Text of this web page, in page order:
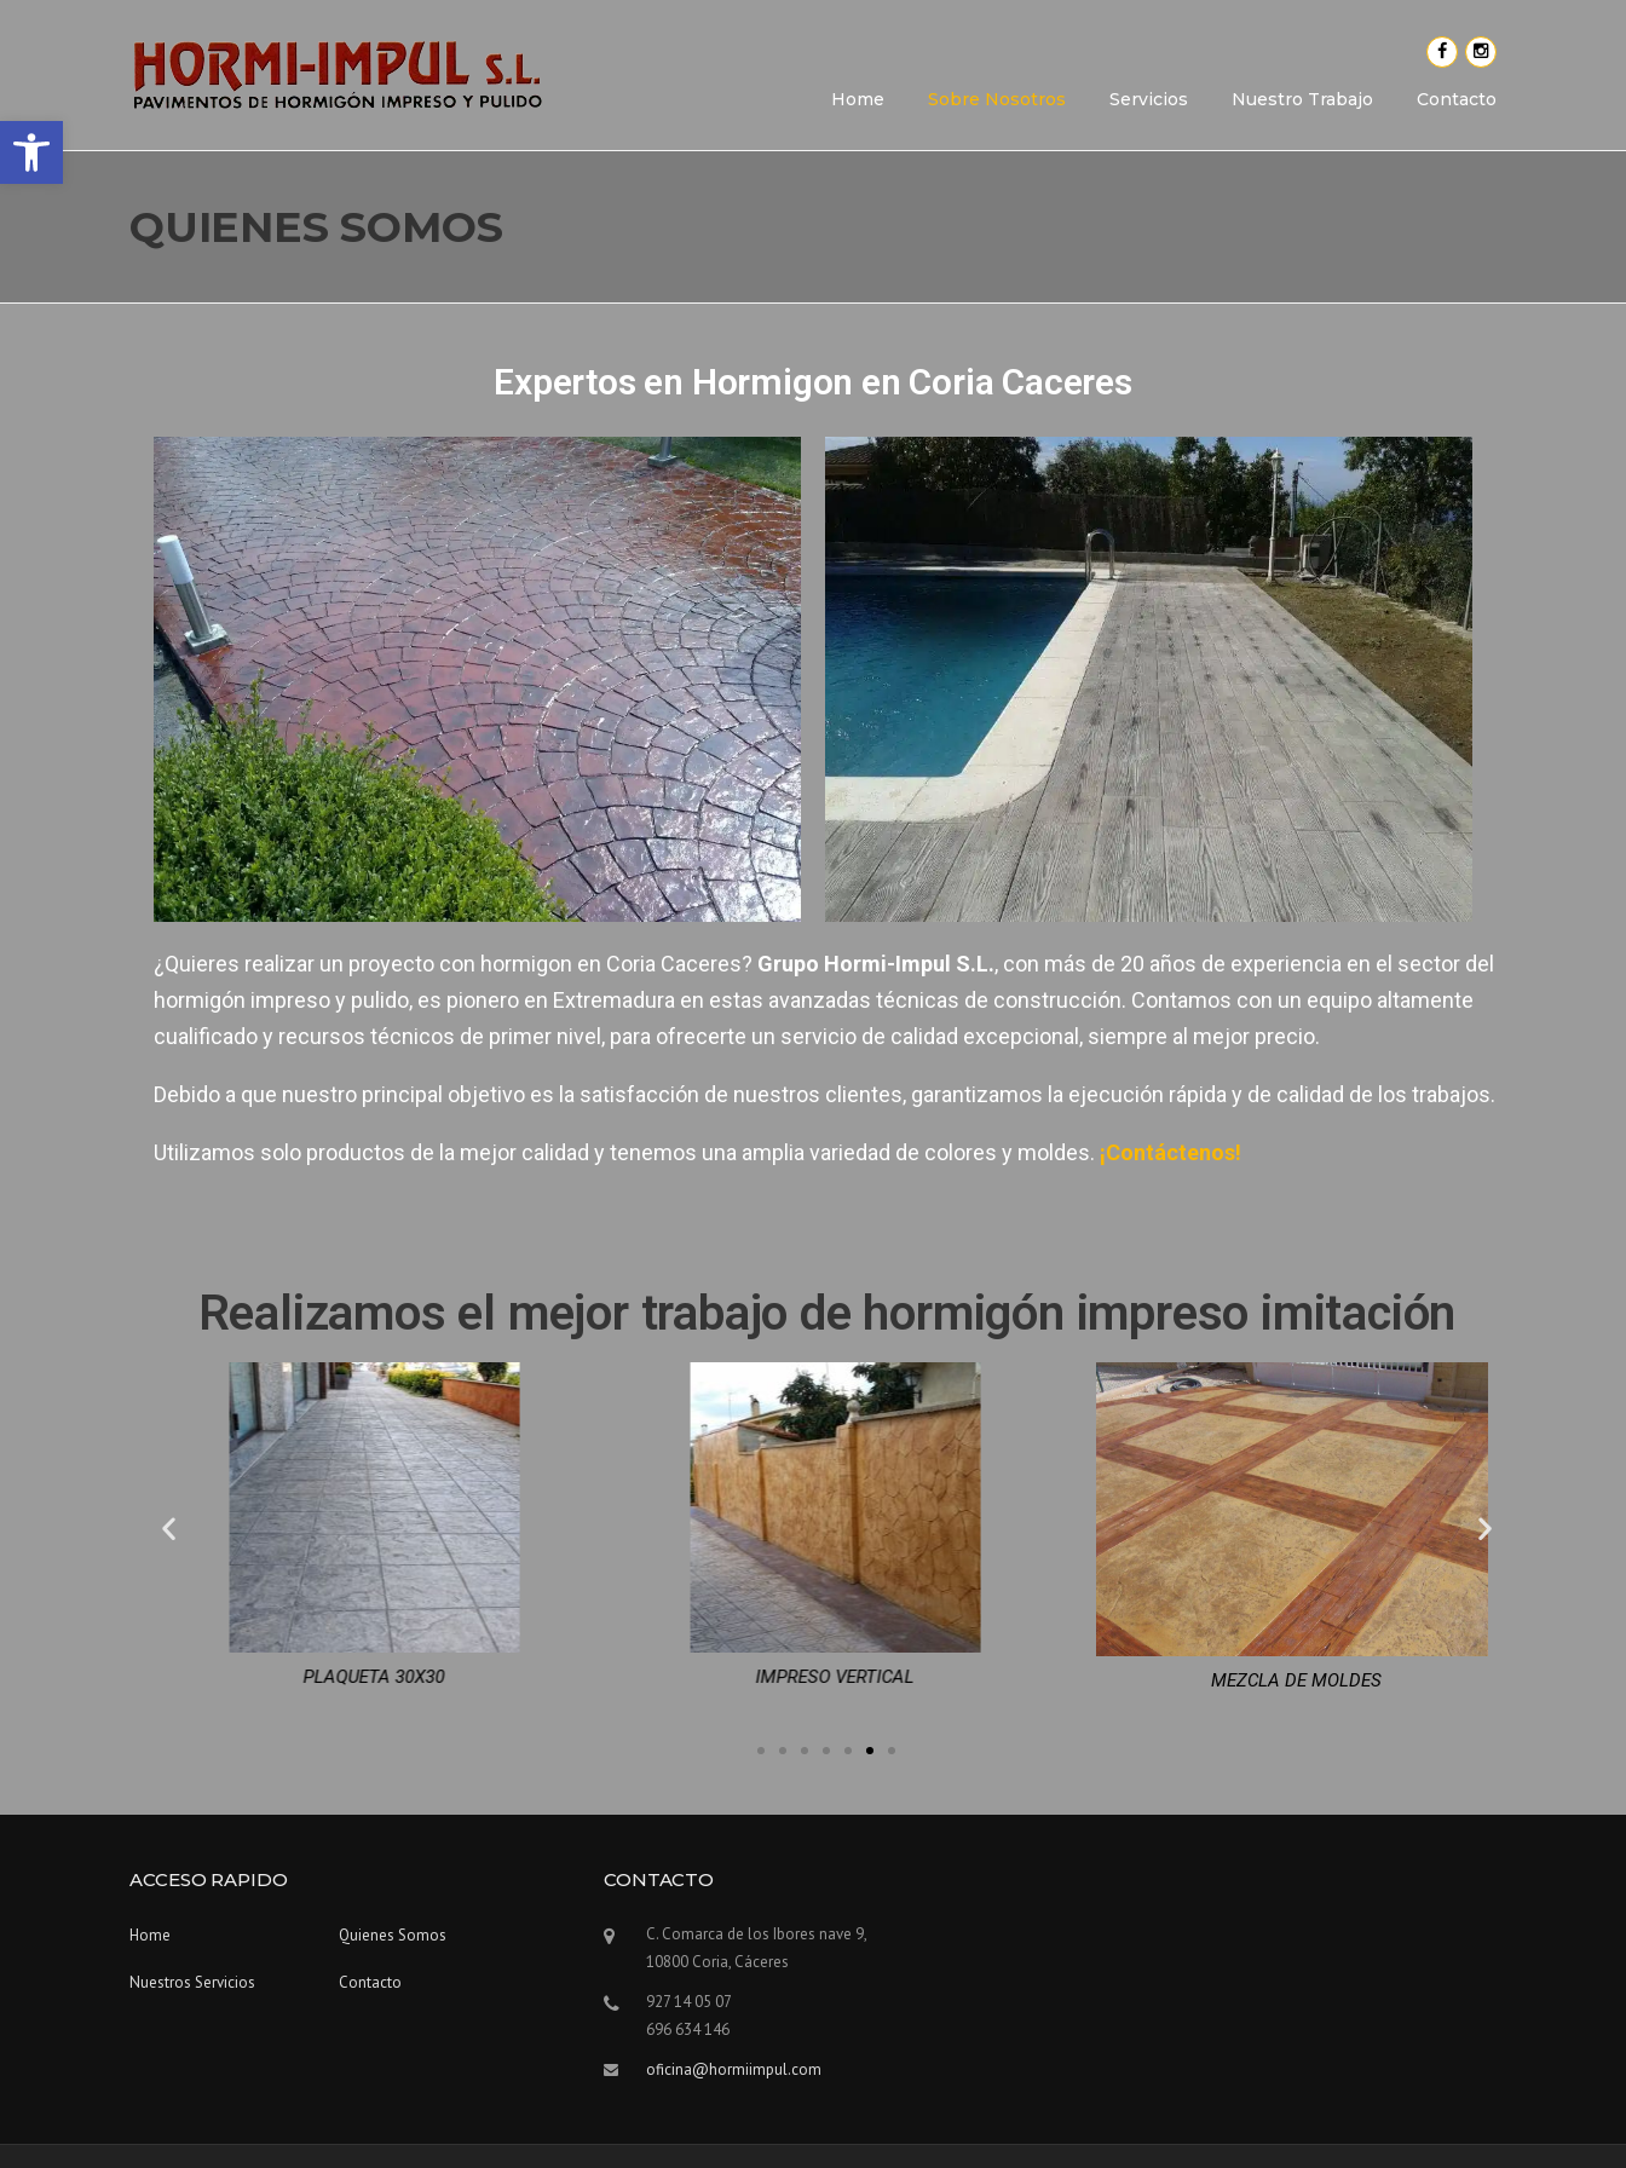
Abrir barra de herramientas
Home Sobre Nosotros Servicios Nuestro Trabajo Contacto
QUIENES SOMOS
Expertos en Hormigon en Coria Caceres
¿Quieres realizar un proyecto con hormigon en Coria Caceres? Grupo Hormi-Impul S.L., con más de 20 años de experiencia en el sector del
hormigón impreso y pulido, es pionero en Extremadura en estas avanzadas técnicas de construcción. Contamos con un equipo altamente
cualificado y recursos técnicos de primer nivel, para ofrecerte un servicio de calidad excepcional, siempre al mejor precio.
Debido a que nuestro principal objetivo es la satisfacción de nuestros clientes, garantizamos la ejecución rápida y de calidad de los trabajos.
Utilizamos solo productos de la mejor calidad y tenemos una amplia variedad de colores y moldes. ¡Contáctenos!
Realizamos el mejor trabajo de hormigón impreso imitación
IMPRESO VERTICAL MEZCLA DE MOLDES PLAQUETA 10X10
ACCESO RAPIDO
Home Quienes Somos
Nuestros Servicios Contacto
CONTACTO
C. Comarca de los Ibores nave 9,
10800 Coria, Cáceres
927 14 05 07
696 634 146
oficina@hormiimpul.com